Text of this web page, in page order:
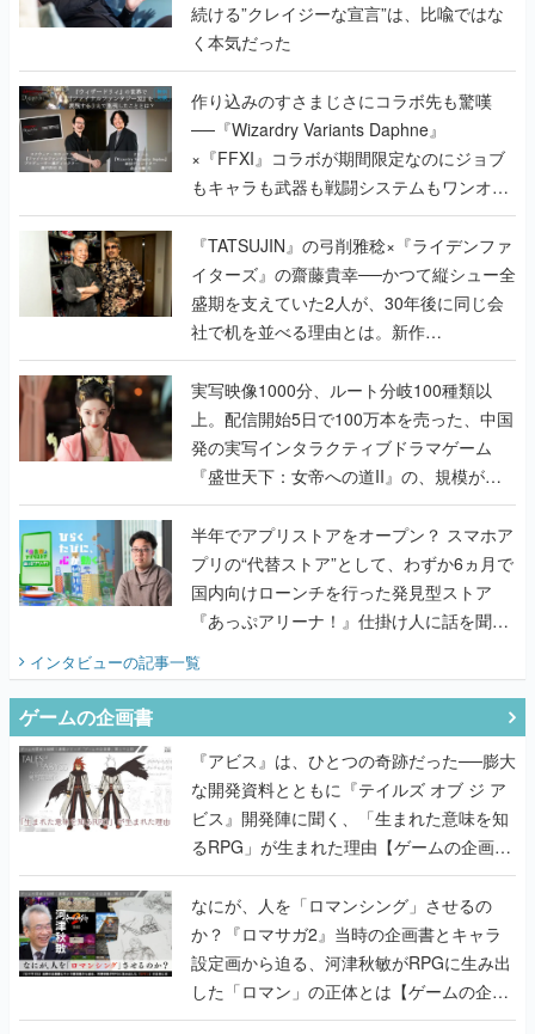
続ける”クレイジーな宣言”は、比喩ではな
く本気だった
作り込みのすさまじさにコラボ先も驚嘆
──『Wizardry Variants Daphne』
×『FFXI』コラボが期間限定なのにジョブ
もキャラも武器も戦闘システムもワンオフ
で作り込まれた理由を両ディレクターに聞
く
『TATSUJIN』の弓削雅稔×『ライデンファ
イターズ』の齋藤貴幸──かつて縦シュー全
盛期を支えていた2人が、30年後に同じ会
社で机を並べる理由とは。新作
『TATSUJIN EXTREME』で初タッグを組
んだレジェンド2人に訊く開発秘話
実写映像1000分、ルート分岐100種類以
上。配信開始5日で100万本を売った、中国
発の実写インタラクティブドラマゲーム
『盛世天下：女帝への道II』の、規模が違
うこだわりをプロデューサーに聞いた
半年でアプリストアをオープン？ スマホア
プリの“代替ストア”として、わずか6ヵ月で
国内向けローンチを行った発見型ストア
『あっぷアリーナ！』仕掛け人に話を聞い
てみた
インタビューの記事一覧
ゲームの企画書
『アビス』は、ひとつの奇跡だった──膨大
な開発資料とともに『テイルズ オブ ジ ア
ビス』開発陣に聞く、「生まれた意味を知
るRPG」が生まれた理由【ゲームの企画
書】
なにが、人を「ロマンシング」させるの
か？『ロマサガ2』当時の企画書とキャラ
設定画から迫る、河津秋敏がRPGに生み出
した「ロマン」の正体とは【ゲームの企画
書】